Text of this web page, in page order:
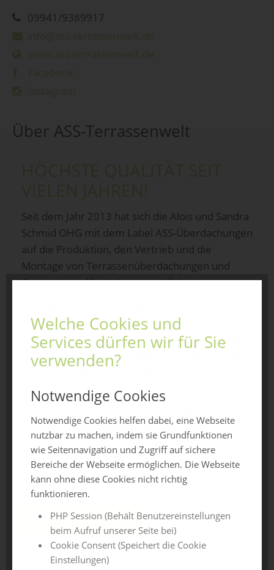
09941/9389917
Über ASS-Terrassenwelt
Seit dem Jahr 2013 hat sich die Alois und Sandra
Schmid OHG mit dem Label ASS-Überdachungen
auf die Produktion, den Vertrieb und die
Montage von Terrassenüberdachungen und
Carports aus Aluminium spezialisiert.
haben wir es uns zum Ziel gemacht immer nah
an unseren Kunden zu sein und durch höchste
Qualität und Professionalität die Zufriedenheit
Unser Team aus bestens geschulten
unserer Kunden umzusetzen – egal ob
Standarddach oder Sonderlösung!
Jetzt anfragen
Welche Cookies und
Services dürfen wir für Sie
verwenden?
Notwendige Cookies
Notwendige Cookies helfen dabei, eine Webseite
nutzbar zu machen, indem sie Grundfunktionen
wie Seitennavigation und Zugriff auf sichere
Bereiche der Webseite ermöglichen. Die Webseite
kann ohne diese Cookies nicht richtig
funktionieren.
PHP Session (Behält Benutzereinstellungen
beim Aufruf unserer Seite bei)
Cookie Consent (Speichert die Cookie
Einstellungen)